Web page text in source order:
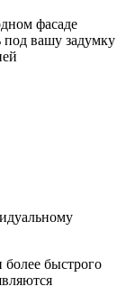
фасаде
вашу задумку
быстрого